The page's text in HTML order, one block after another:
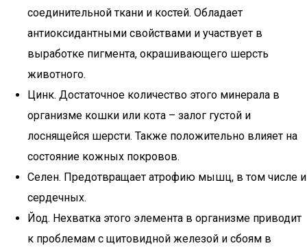
соединительной ткани и костей. Обладает
антиоксидантными свойствами и участвует в
выработке пигмента, окрашивающего шерсть
животного.
Цинк. Достаточное количество этого минерала в
организме кошки или кота – залог густой и
лоснящейся шерсти. Также положительно влияет на
состояние кожных покровов.
Селен. Предотвращает атрофию мышц, в том числе и
сердечных.
Йод. Нехватка этого элемента в организме приводит
к проблемам с щитовидной железой и сбоям в